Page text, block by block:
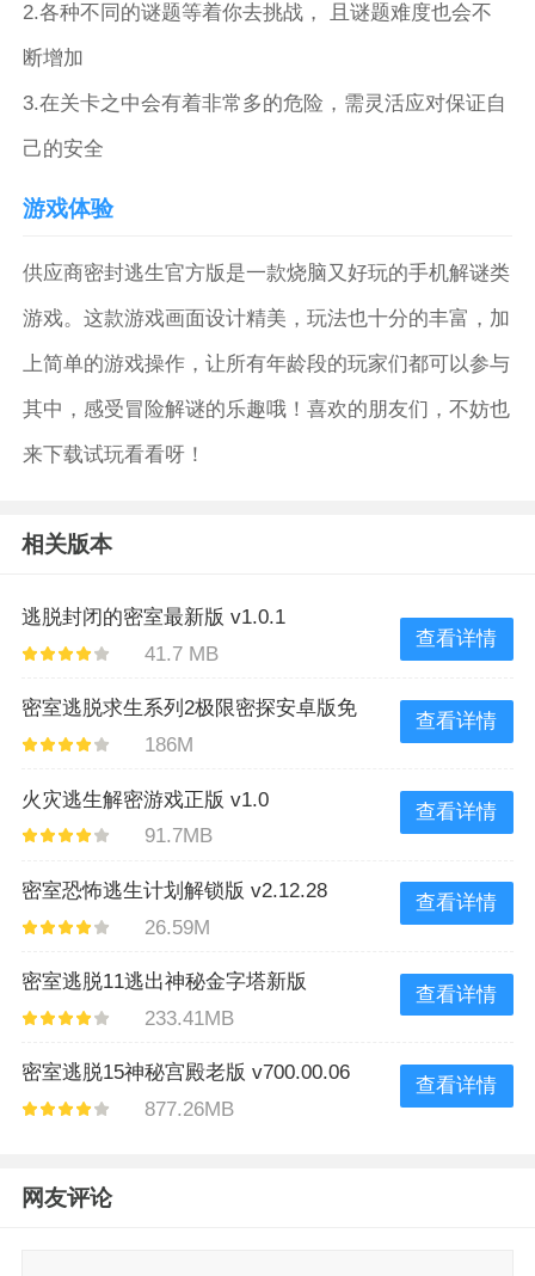
2.各种不同的谜题等着你去挑战， 且谜题难度也会不
断增加
3.在关卡之中会有着非常多的危险，需灵活应对保证自
己的安全
游戏体验
供应商密封逃生官方版是一款烧脑又好玩的手机解谜类
游戏。这款游戏画面设计精美，玩法也十分的丰富，加
上简单的游戏操作，让所有年龄段的玩家们都可以参与
其中，感受冒险解谜的乐趣哦！喜欢的朋友们，不妨也
来下载试玩看看呀！
相关版本
逃脱封闭的密室最新版 v1.0.1
41.7 MB
查看详情
密室逃脱求生系列2极限密探安卓版免
费版 v1.18.5
186M
查看详情
火灾逃生解密游戏正版 v1.0
91.7MB
查看详情
密室恐怖逃生计划解锁版 v2.12.28
26.59M
查看详情
密室逃脱11逃出神秘金字塔新版
v700.00.01
233.41MB
查看详情
密室逃脱15神秘宫殿老版 v700.00.06
877.26MB
查看详情
网友评论